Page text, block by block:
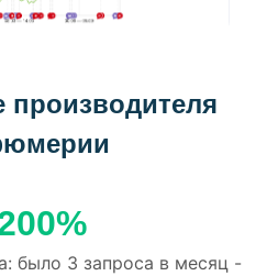
было 3 запроса в месяц -